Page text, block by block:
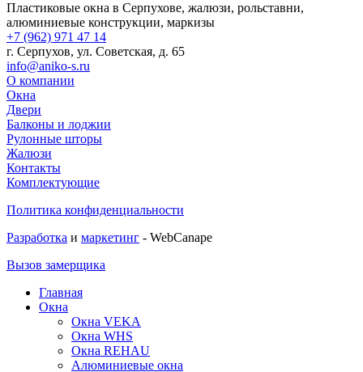
Пластиковые окна в Серпухове, жалюзи, рольставни,
алюминиевые конструкции, маркизы
+7 (962) 971 47 14
г. Серпухов, ул. Советская, д. 65
info@aniko-s.ru
О компании
Окна
Двери
Балконы и лоджии
Рулонные шторы
Жалюзи
Контакты
Комплектующие
Политика конфиденциальности
Разработка и маркетинг - WebCanape
Вызов замерщика
Главная
Окна
Окна VEKA
Окна WHS
Окна REHAU
Алюминиевые окна